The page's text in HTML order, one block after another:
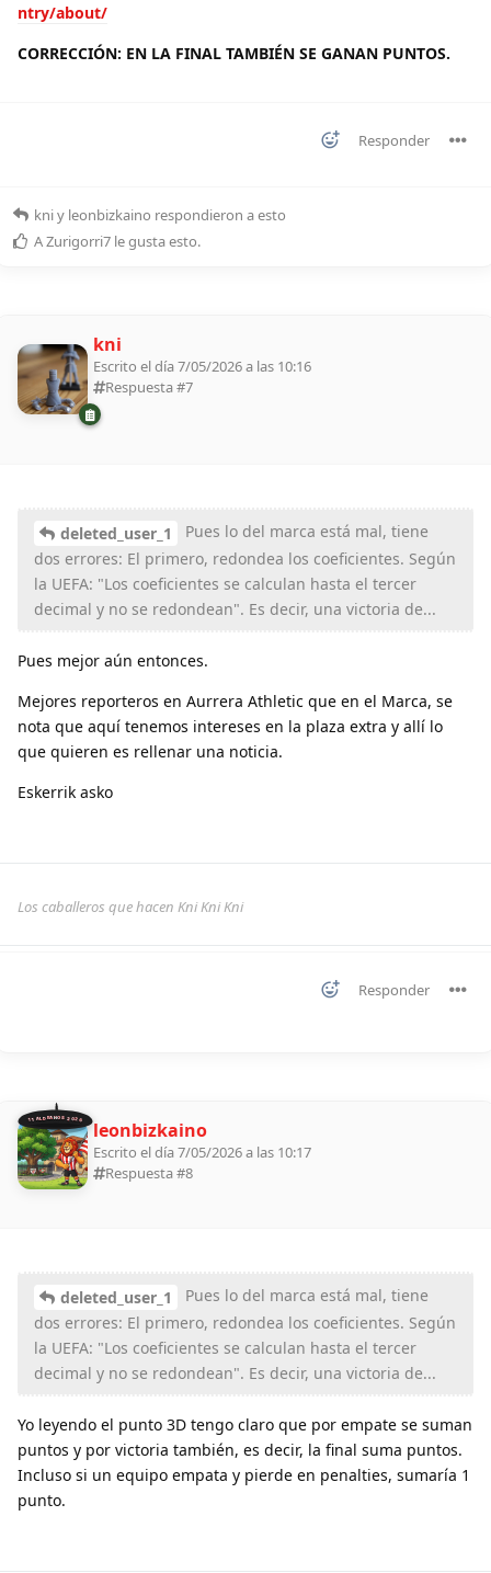
ntry/about/
CORRECCIÓN: EN LA FINAL TAMBIÉN SE GANAN PUNTOS.
Responder
kniy leonbizkaino respondieron a esto
AZurigorri7 le gusta esto.
kni
Escrito el día 7/05/2026 a las 10:16
Respuesta #7
deleted_user_1
Pues lo del marca está mal, tiene
dos errores: El primero, redondea los coeficientes. Según
la UEFA: "Los coeficientes se calculan hasta el tercer
decimal y no se redondean". Es decir, una victoria de...
Pues mejor aún entonces.
Mejores reporteros en Aurrera Athletic que en el Marca, se
nota que aquí tenemos intereses en la plaza extra y allí lo
que quieren es rellenar una noticia.
Eskerrik asko
Los caballeros que hacen Kni Kni Kni
Responder
11 ALDEANOS 2026 leonbizkaino
Escrito el día 7/05/2026 a las 10:17
Respuesta #8
deleted_user_1
Pues lo del marca está mal, tiene
dos errores: El primero, redondea los coeficientes. Según
la UEFA: "Los coeficientes se calculan hasta el tercer
decimal y no se redondean". Es decir, una victoria de...
Yo leyendo el punto 3D tengo claro que por empate se suman
puntos y por victoria también, es decir, la final suma puntos.
Incluso si un equipo empata y pierde en penalties, sumaría 1
punto.